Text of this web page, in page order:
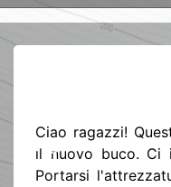
Virgilio 17 anni fa
Ciao ragazzi!
il nuovo buco. Ci
Portarsi